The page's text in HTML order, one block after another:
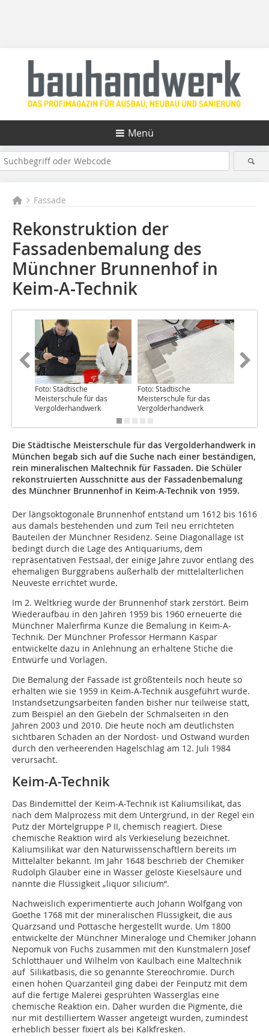
Menü
Fassade
Rekonstruktion der
Fassadenbemalung des
Münchner Brunnenhof in
Keim-A-Technik
Foto: Städtische
Meisterschule für das
Vergolderhandwerk
Foto: Städtische
Meisterschule für das
Vergolderhandwerk
Die Städtische Meisterschule für das Vergolderhandwerk in
München begab sich auf die Suche nach einer beständigen,
rein mineralischen Maltechnik für Fassaden. Die Schüler
rekonstruierten Ausschnitte aus der Fassadenbemalung
des Münchner Brunnenhof in Keim-A-Technik von 1959.
Der längsoktogonale Brunnenhof entstand um 1612 bis 1616
aus damals bestehenden und zum Teil neu errichteten
Bauteilen der Münchner Residenz. Seine Diagonallage ist
bedingt durch die Lage des Antiquariums, dem
repräsentativen Festsaal, der einige Jahre zuvor entlang des
ehemaligen Burggrabens außerhalb der mittelalterlichen
Neuveste errichtet wurde.
Im 2. Weltkrieg wurde der Brunnenhof stark zerstört. Beim
Wiederaufbau in den Jahren 1959 bis 1960 erneuerte die
Münchner Malerfirma Kunze die Bemalung in Keim-A-
Technik. Der Münchner Professor Hermann Kaspar
entwickelte dazu in Anlehnung an erhaltene Stiche die
Entwürfe und Vorlagen.
Die Bemalung der Fassade ist größtenteils noch heute so
erhalten wie sie 1959 in Keim-A-Technik ausgeführt wurde.
Instandsetzungsarbeiten fanden bisher nur teilweise statt,
zum Beispiel an den Giebeln der Schmalseiten in den
Jahren 2003 und 2010. Die heute noch am deutlichsten
sichtbaren Schäden an der Nordost- und Ostwand wurden
durch den verheerenden Hagelschlag am 12. Juli 1984
verursacht.
Keim-A-Technik
Das Bindemittel der Keim-A-Technik ist Kaliumsilikat, das
nach dem Malprozess mit dem Untergrund, in der Regel ein
Putz der Mörtelgruppe P II, chemisch reagiert. Diese
chemische Reaktion wird als Verkieselung bezeichnet.
Kaliumsilikat war den Naturwissenschaftlern bereits im
Mittelalter bekannt. Im Jahr 1648 beschrieb der Chemiker
Rudolph Glauber eine in Wasser gelöste Kieselsäure und
nannte die Flüssigkeit „liquor silicium“.
Nachweislich experimentierte auch Johann Wolfgang von
Goethe 1768 mit der mineralischen Flüssigkeit, die aus
Quarzsand und Pottasche hergestellt wurde. Um 1800
entwickelte der Münchner Mineraloge und Chemiker Johann
Nepomuk von Fuchs zusammen mit den Kunstmalern Josef
Schlotthauer und Wilhelm von Kaulbach eine Maltechnik
auf Silikatbasis, die so genannte Stereochromie. Durch
einen hohen Quarzanteil ging dabei der Feinputz mit dem
auf die fertige Malerei gesprühten Wasserglas eine
chemische Reaktion ein. Daher wurden die Pigmente, die
nur mit destilliertem Wasser angeteigt wurden, zumindest
erheblich besser fixiert als bei Kalkfresken.